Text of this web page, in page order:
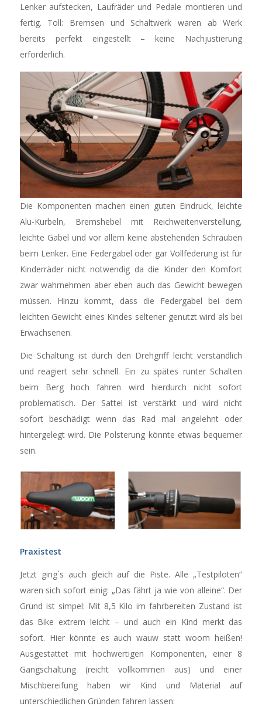
Lenker aufstecken, Laufräder und Pedale montieren und
fertig. Toll: Bremsen und Schaltwerk waren ab Werk
bereits perfekt eingestellt – keine Nachjustierung
erforderlich.
Die Komponenten machen einen guten Eindruck, leichte
Alu-Kurbeln, Bremshebel mit Reichweitenverstellung,
leichte Gabel und vor allem keine abstehenden Schrauben
beim Lenker. Eine Federgabel oder gar Vollfederung ist für
Kinderräder nicht notwendig da die Kinder den Komfort
zwar wahrnehmen aber eben auch das Gewicht bewegen
müssen. Hinzu kommt, dass die Federgabel bei dem
leichten Gewicht eines Kindes seltener genutzt wird als bei
Erwachsenen.
Die Schaltung ist durch den Drehgriff leicht verständlich
und reagiert sehr schnell. Ein zu spätes runter Schalten
beim Berg hoch fahren wird hierdurch nicht sofort
problematisch. Der Sattel ist verstärkt und wird nicht
sofort beschädigt wenn das Rad mal angelehnt oder
hintergelegt wird. Die Polsterung könnte etwas bequemer
sein.
Praxistest
Jetzt ging`s auch gleich auf die Piste. Alle „Testpiloten“
waren sich sofort einig: „Das fährt ja wie von alleine“. Der
Grund ist simpel: Mit 8,5 Kilo im fahrbereiten Zustand ist
das Bike extrem leicht – und auch ein Kind merkt das
sofort. Hier könnte es auch wauw statt woom heißen!
Ausgestattet mit hochwertigen Komponenten, einer 8
Gangschaltung (reicht vollkommen aus) und einer
Mischbereifung haben wir Kind und Material auf
unterschiedlichen Gründen fahren lassen: